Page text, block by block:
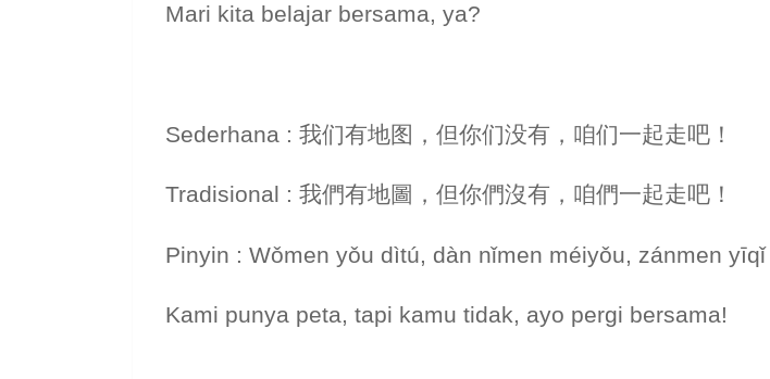
Mari kita belajar bersama, ya?
Sederhana : 我们有地图，但你们没有，咱们一起走吧！
Tradisional : 我們有地圖，但你們沒有，咱們一起走吧！
Pinyin : Wǒmen yǒu dìtú, dàn nǐmen méiyǒu, zánmen yīqǐ
Kami punya peta, tapi kamu tidak, ayo pergi bersama!